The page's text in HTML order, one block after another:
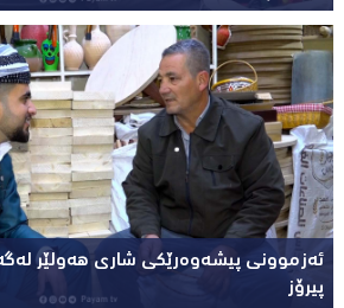
ئەزموونی پیشەوەرێکی شاری هەولێر
پیرۆز